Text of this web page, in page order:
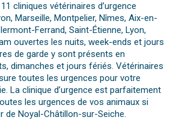
cliniques vétérinaires d’urgence
Marseille, Montpelier, Nîmes, Aix-en-
Ferrand, Saint-Étienne, Lyon,
ouvertes les nuits, week-ends et jours
de garde y sont présents en
dimanches et jours fériés. Vétérinaires
toutes les urgences pour votre
La clinique d’urgence est parfaitement
les urgences de vos animaux si
de Noyal-Châtillon-sur-Seiche.